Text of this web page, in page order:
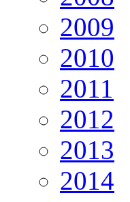
2009
2010
2011
2012
2013
2014